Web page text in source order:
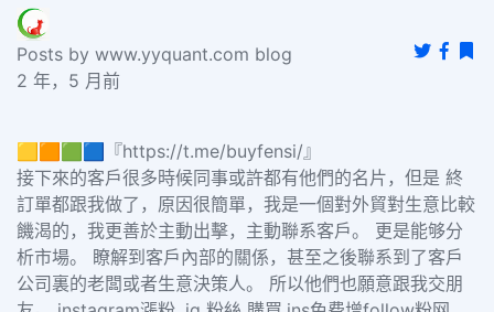
Posts by www.yyquant.com blog
2 年，5 月前
🟨🟧🟩🟦『https://t.me/buyfensi/』
接下來的客戶很多時候同事或許都有他們的名片，但是 終
訂單都跟我做了，原因很簡單，我是一個對外貿對生意比較
饑渴的，我更善於主動出擊，主動聯系客戶。 更是能够分
析市場。 瞭解到客戶內部的關係，甚至之後聯系到了客戶
公司裏的老闆或者生意決策人。 所以他們也願意跟我交朋